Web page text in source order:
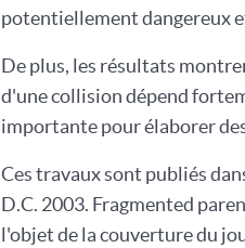
potentiellement dangereux
De plus, les résultats
d'une collision dépend
importante pour élaborer
Ces travaux sont publiés
D.C. 2003. Fragmented
l'objet de la couverture du